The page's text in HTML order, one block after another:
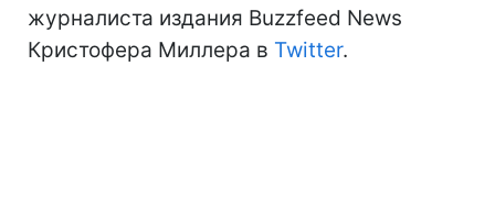
журналиста издания Buzzfeed News
Кристофера Миллера в Twitter.